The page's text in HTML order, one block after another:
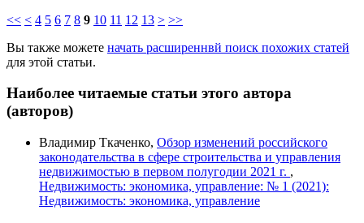
<< < 4 5 6 7 8 9 10 11 12 13 > >>
Вы также можете начать расширеннвй поиск похожих статей
для этой статьи.
Наиболее читаемые статьи этого автора
(авторов)
Владимир Ткаченко, Обзор изменений российского
законодательства в сфере строительства и управления
недвижимостью в первом полугодии 2021 г. ,
Недвижимость: экономика, управление: № 1 (2021):
Недвижимость: экономика, управление